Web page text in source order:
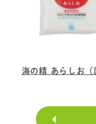
海の精 あらしお（